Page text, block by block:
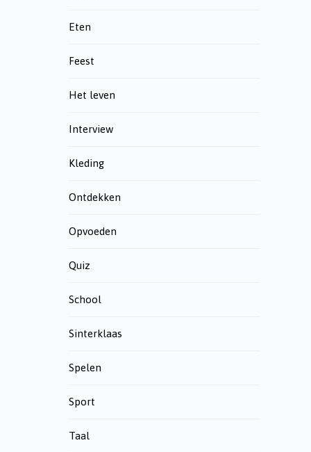
Eten
Feest
Het leven
Interview
Kleding
Ontdekken
Opvoeden
Quiz
School
Sinterklaas
Spelen
Sport
Taal